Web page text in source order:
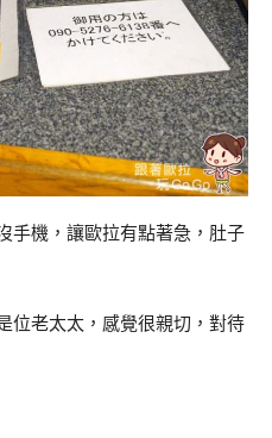
手機，讓歐拉有點著急，肚子
位老太太，感覺很親切，對待